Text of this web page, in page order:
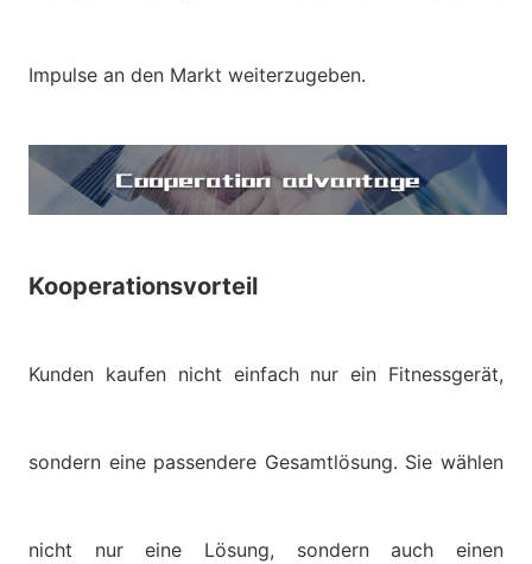
Impulse an den Markt weiterzugeben.
Kooperationsvorteil
Kunden kaufen nicht einfach nur ein Fitnessgerät,
sondern eine passendere Gesamtlösung. Sie wählen
nicht nur eine Lösung, sondern auch einen